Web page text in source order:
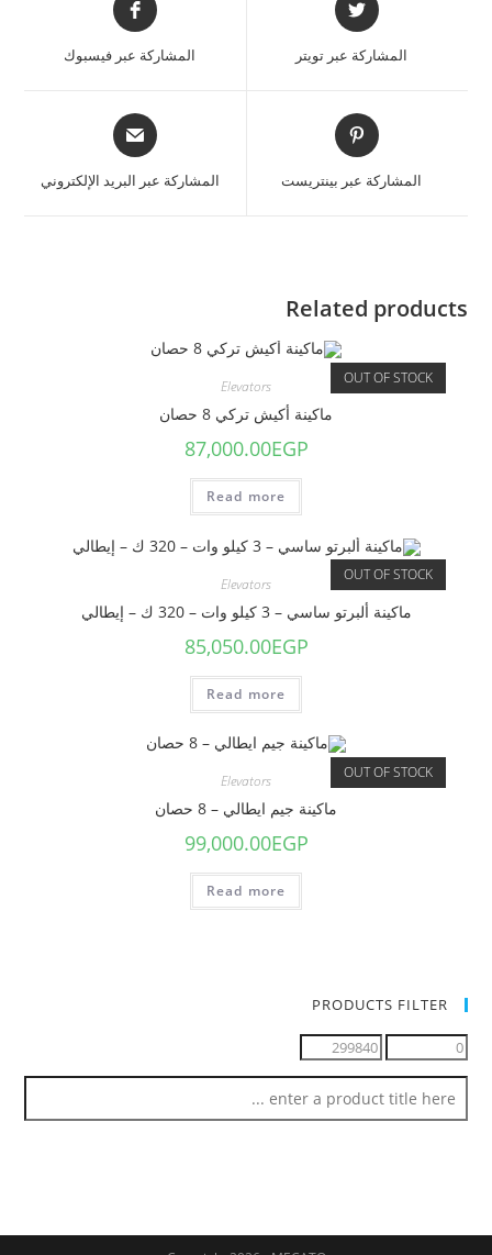
المشاركة عبر تويتر المشاركة عبر فيسبوك
المشاركة عبر بينتريست المشاركة عبر البريد الإلكتروني
Related products
OUT OF STOCK
Elevators
ماكينة أكيش تركي 8 حصان
87,000.00EGP
Read more
OUT OF STOCK
Elevators
ماكينة ألبرتو ساسي – 3 كيلو وات – 320 ك – إيطالي
85,050.00EGP
Read more
OUT OF STOCK
Elevators
ماكينة جيم ايطالي – 8 حصان
99,000.00EGP
Read more
PRODUCTS FILTER